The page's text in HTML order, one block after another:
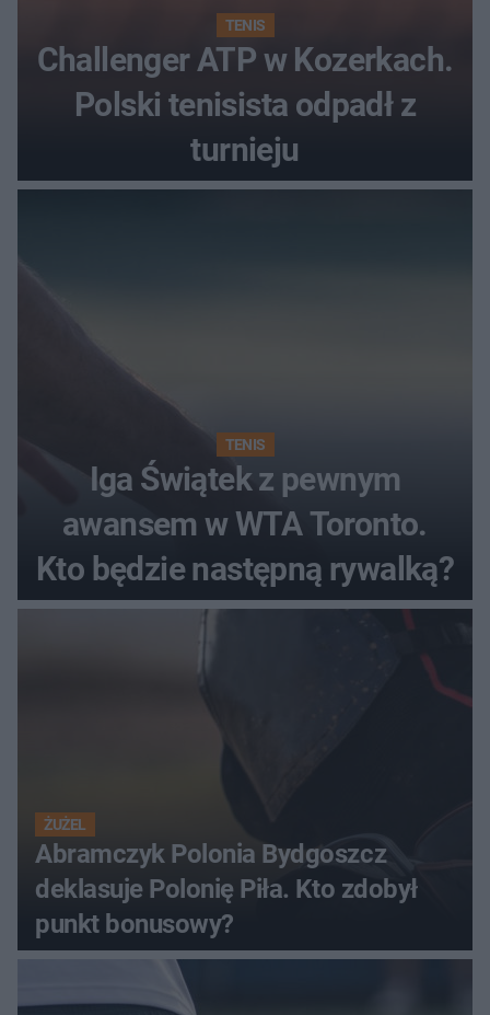
TENIS
Challenger ATP w Kozerkach.
Polski tenisista odpadł z
turnieju
TENIS
Iga Świątek z pewnym
awansem w WTA Toronto.
Kto będzie następną rywalką?
ŻUŻEL
Abramczyk Polonia Bydgoszcz
deklasuje Polonię Piła. Kto zdobył
punkt bonusowy?